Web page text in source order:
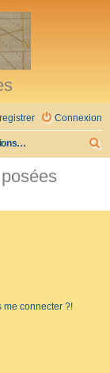
Connexion
Foire aux questions (Questions posées fréquemment)
me connecter ?!